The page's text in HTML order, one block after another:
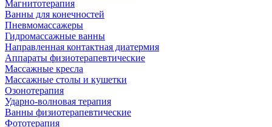
Магнитотерапия
Ванны для конечностей
Пневмомассажеры
Гидромассажные ванны
Направленная контактная диатермия
Аппараты физиотерапевтические
Массажные кресла
Массажные столы и кушетки
Озонотерапия
Ударно-волновая терапия
Ванны физиотерапевтические
Фототерапия